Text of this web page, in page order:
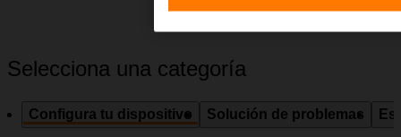
Selecciona una categoría
Configura tu dispositivo Solución de problemas